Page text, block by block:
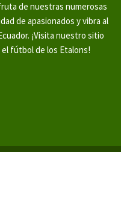
de nuestras numerosas
de apasionados y vibra al
¡Visita nuestro sitio
fútbol de los Etalons!